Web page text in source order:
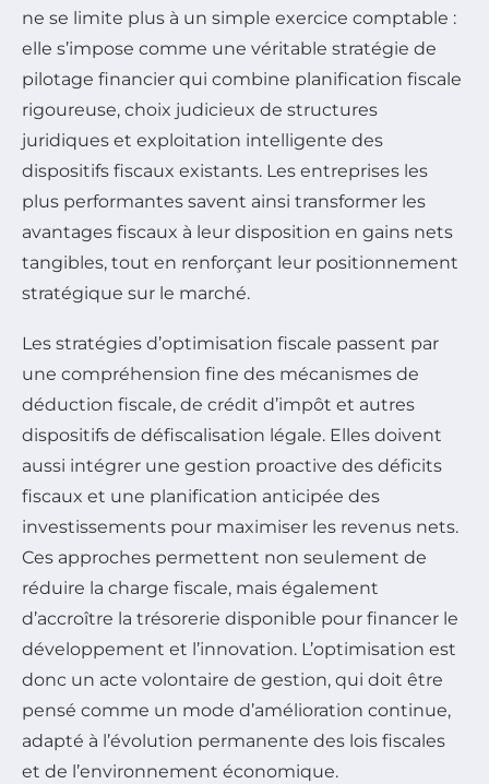
ne se limite plus à un simple exercice comptable :
elle s’impose comme une véritable stratégie de
pilotage financier qui combine planification fiscale
rigoureuse, choix judicieux de structures
juridiques et exploitation intelligente des
dispositifs fiscaux existants. Les entreprises les
plus performantes savent ainsi transformer les
avantages fiscaux à leur disposition en gains nets
tangibles, tout en renforçant leur positionnement
stratégique sur le marché.
Les stratégies d’optimisation fiscale passent par
une compréhension fine des mécanismes de
déduction fiscale, de crédit d’impôt et autres
dispositifs de défiscalisation légale. Elles doivent
aussi intégrer une gestion proactive des déficits
fiscaux et une planification anticipée des
investissements pour maximiser les revenus nets.
Ces approches permettent non seulement de
réduire la charge fiscale, mais également
d’accroître la trésorerie disponible pour financer le
développement et l’innovation. L’optimisation est
donc un acte volontaire de gestion, qui doit être
pensé comme un mode d’amélioration continue,
adapté à l’évolution permanente des lois fiscales
et de l’environnement économique.